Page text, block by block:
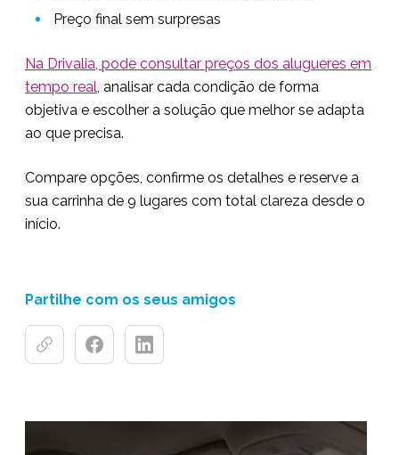
Partilhe com os seus amigos
Preço final sem surpresas
Na Drivalia, pode consultar preços dos alugueres em
tempo real, analisar cada condição de forma
objetiva e escolher a solução que melhor se adapta
ao que precisa.
Compare opções, confirme os detalhes e reserve a
sua carrinha de 9 lugares com total clareza desde o
início.